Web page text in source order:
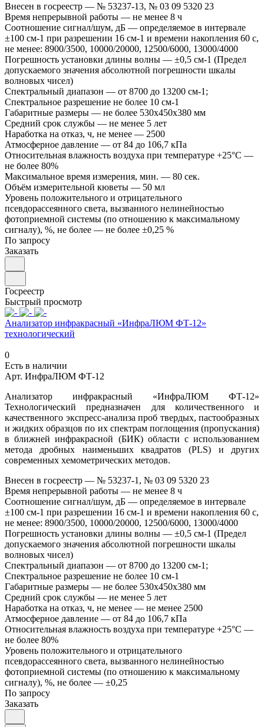
Внесен в госреестр — № 53237-13, № 03 09 5320 23
Время непрерывной работы — не менее 8 ч
Соотношение сигнал/шум, дБ — определяемое в интервале
±100 см-1 при разрешении 16 см-1 и времени накопления 60 с,
не менее: 8900/3500, 10000/20000, 12500/6000, 13000/4000
Погрешность установки длины волны — ±0,5 см-1 (Предел
допускаемого значения абсолютной погрешности шкалы
волновых чисел)
Спектральный диапазон — от 8700 до 13200 см-1;
Спектральное разрешение не более 10 см-1
Габаритные размеры — не более 530х450х380 мм
Средний срок службы — не менее 5 лет
Наработка на отказ, ч, не менее — 2500
Атмосферное давление — от 84 до 106,7 кПа
Относительная влажность воздуха при температуре +25°С —
не более 80%
Максимальное время измерения, мин. — 80 сек.
Объём измерительной кюветы — 50 мл
Уровень положительного и отрицательного
псевдорассеянного света, вызванного нелинейностью
фотоприемной системы (по отношению к максимальному
сигналу), %, не более — не более ±0,25 %
По запросу
Заказать
Госреестр
Быстрый просмотр
Анализатор инфракрасный «ИнфраЛЮМ ФТ-12»
технологический
0
Есть в наличии
Арт. ИнфраЛЮМ ФТ-12
Анализатор инфракрасный «ИнфраЛЮМ ФТ-12»
Технологический предназначен для количественного и
качественного экспресс-анализа проб твердых, пастообразных
и жидких образцов по их спектрам поглощения (пропускания)
в ближней инфракрасной (БИК) области с использованием
метода дробных наименьших квадратов (PLS) и других
современных хемометрических методов.
Внесен в госреестр — № 53237-1, № 03 09 5320 23
Время непрерывной работы — не менее 8 ч
Соотношение сигнал/шум, дБ — определяемое в интервале
±100 см-1 при разрешении 16 см-1 и времени накопления 60 с,
не менее: 8900/3500, 10000/20000, 12500/6000, 13000/4000
Погрешность установки длины волны — ±0,5 см-1 (Предел
допускаемого значения абсолютной погрешности шкалы
волновых чисел)
Спектральный диапазон — от 8700 до 13200 см-1;
Спектральное разрешение не более 10 см-1
Габаритные размеры — не более 530х450х380 мм
Средний срок службы — не менее 5 лет
Наработка на отказ, ч, не менее — не менее 2500
Атмосферное давление — от 84 до 106,7 кПа
Относительная влажность воздуха при температуре +25°С —
не более 80%
Уровень положительного и отрицательного
псевдорассеянного света, вызванного нелинейностью
фотоприемной системы (по отношению к максимальному
сигналу), %, не более — ±0,25
По запросу
Заказать